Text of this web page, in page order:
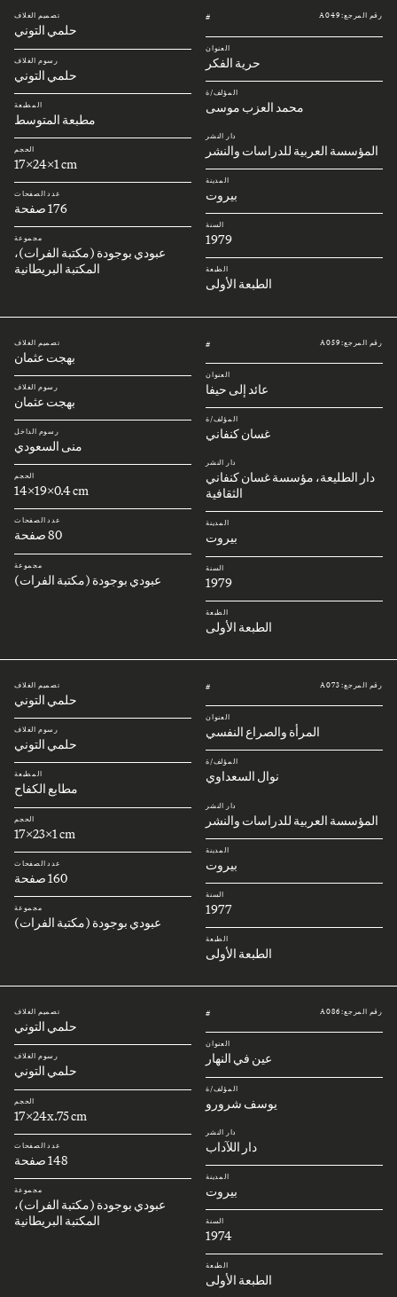
رقم المرجع: A049 #
العنوان
حرية الفكر
المؤلف/ة
محمد العزب موسى
دار النشر
المؤسسة العربية للدراسات والنشر
المدينة
بيروت
السنة
1979
الطبعة
الطبعة الأولى
تصميم الغلاف
حلمي التوني
رسوم الغلاف
حلمي التوني
المطبعة
مطبعة المتوسط
الحجم
17x24x1 cm
عدد الصفحات
176 صفحة
مجموعة
عبودي بوجودة (مكتبة الفرات)،
المكتبة البريطانية
رقم المرجع: A059 #
العنوان
عائد إلى حيفا
المؤلف/ة
غسان كنفاني
دار النشر
دار الطليعة، مؤسسة غسان كنفاني
الثقافية
المدينة
بيروت
السنة
1979
الطبعة
الطبعة الأولى
تصميم الغلاف
بهجت عثمان
رسوم الغلاف
بهجت عثمان
رسوم الداخل
منى السعودي
الحجم
14x19x0.4 cm
عدد الصفحات
80 صفحة
مجموعة
عبودي بوجودة (مكتبة الفرات)
رقم المرجع: A073 #
العنوان
المرأة والصراع النفسي
المؤلف/ة
نوال السعداوي
دار النشر
المؤسسة العربية للدراسات والنشر
المدينة
بيروت
السنة
1977
الطبعة
الطبعة الأولى
تصميم الغلاف
حلمي التوني
رسوم الغلاف
حلمي التوني
المطبعة
مطابع الكفاح
الحجم
17x23x1 cm
عدد الصفحات
160 صفحة
مجموعة
عبودي بوجودة (مكتبة الفرات)
رقم المرجع: A086 #
العنوان
عين في النهار
المؤلف/ة
يوسف شرورو
دار النشر
دار اللآداب
المدينة
بيروت
السنة
1974
الطبعة
الطبعة الأولى
تصميم الغلاف
حلمي التوني
رسوم الغلاف
حلمي التوني
الحجم
17x24x.75 cm
عدد الصفحات
148 صفحة
مجموعة
عبودي بوجودة (مكتبة الفرات)،
المكتبة البريطانية